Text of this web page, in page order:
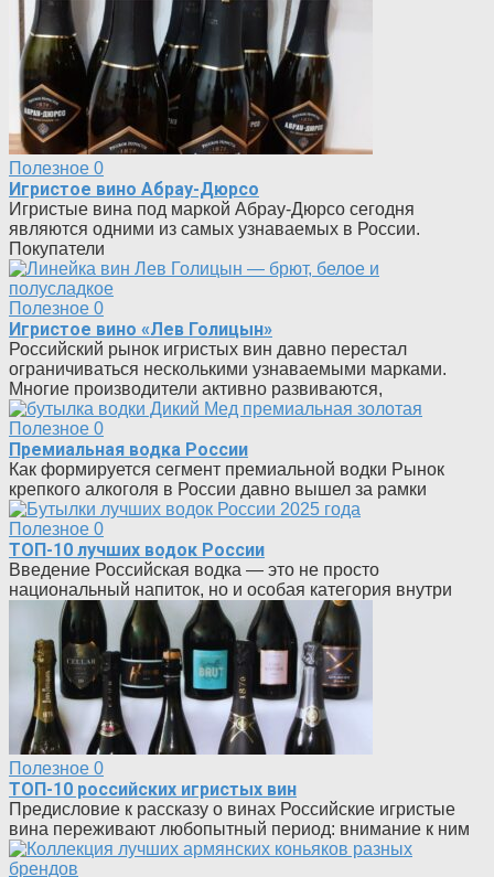
Полезное 0
Игристое вино Абрау-Дюрсо
Игристые вина под маркой Абрау-Дюрсо сегодня
являются одними из самых узнаваемых в России.
Покупатели
Полезное 0
Игристое вино «Лев Голицын»
Российский рынок игристых вин давно перестал
ограничиваться несколькими узнаваемыми марками.
Многие производители активно развиваются,
Полезное 0
Премиальная водка России
Как формируется сегмент премиальной водки Рынок
крепкого алкоголя в России давно вышел за рамки
Полезное 0
ТОП-10 лучших водок России
Введение Российская водка — это не просто
национальный напиток, но и особая категория внутри
Полезное 0
ТОП-10 российских игристых вин
Предисловие к рассказу о винах Российские игристые
вина переживают любопытный период: внимание к ним